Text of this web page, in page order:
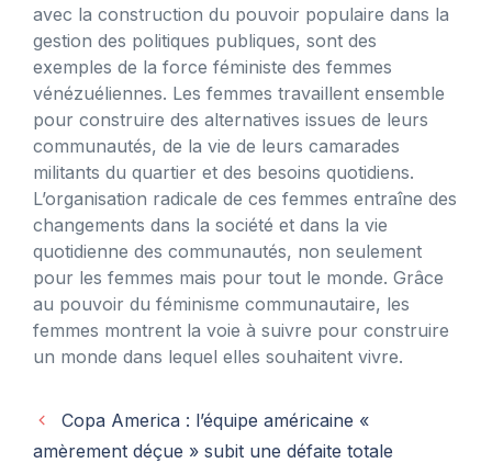
avec la construction du pouvoir populaire dans la
gestion des politiques publiques, sont des
exemples de la force féministe des femmes
vénézuéliennes. Les femmes travaillent ensemble
pour construire des alternatives issues de leurs
communautés, de la vie de leurs camarades
militants du quartier et des besoins quotidiens.
L’organisation radicale de ces femmes entraîne des
changements dans la société et dans la vie
quotidienne des communautés, non seulement
pour les femmes mais pour tout le monde. Grâce
au pouvoir du féminisme communautaire, les
femmes montrent la voie à suivre pour construire
un monde dans lequel elles souhaitent vivre.
Copa America : l’équipe américaine «
amèrement déçue » subit une défaite totale